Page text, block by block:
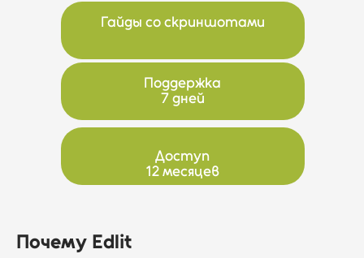
Доступ
12 месяцев
Гайды со скриншотами
Поддержка
7 дней
Почему Edlit